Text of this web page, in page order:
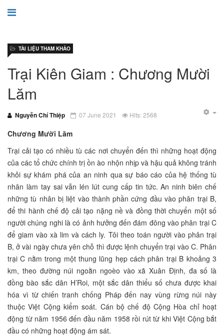
Trại Kiên Giam : Chương Mười
Lăm
Nguyễn Chí Thiệp
TÀI LIỆU THAM KHẢO
07 June 2021 Hits: 2568
Chương Mười Lăm
Trại cải tạo có nhiều tù các nơi chuyển đến thì những hoạt động
của các tổ chức chính trị ồn ào nhộn nhịp và hậu quả không tránh
khỏi sự khám phá của an ninh qua sự báo cáo của hệ thống tù
nhân làm tay sai vẫn lén lút cung cấp tin tức. An ninh biên chế
những tù nhân bị liệt vào thành phần cứng đầu vào phân trại B,
để thi hành chế độ cải tạo nặng nề và đồng thời chuyển một số
người chúng nghi là có ảnh hưởng đến đám đông vào phân trại C
để giam vào xà lim và cách ly. Tôi theo toán người vào phân trại
B, ở vài ngày chưa yên chỗ thì được lệnh chuyển trại vào C. Phân
trại C nằm trong một thung lũng hẹp cách phân trại B khoảng 3
km, theo đường núi ngoằn ngoèo vào xã Xuân Định, đa số là
đồng bào sắc dân H’Roi, một sắc dân thiểu số chưa được khai
hóa vì từ chiến tranh chống Pháp đến nay vùng rừng núi này
thuộc Việt Cộng kiểm soát. Cán bộ chế độ Cộng Hòa chỉ hoạt
động từ năm 1956 đến đầu năm 1958 rồi rút từ khi Việt Cộng bắt
đầu có những hoạt động ám sát.